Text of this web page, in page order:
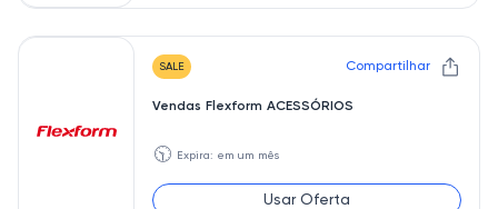
SALE Compartilhar
Vendas Flexform ACESSÓRIOS
🕥 Expira: em um mês
Usar Oferta